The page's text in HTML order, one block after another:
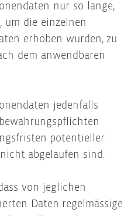
nur so lange,
um die einzelnen
erhoben wurden, zu
dem anwendbaren
jedenfalls
potentieller
abgelaufen sind.
von jeglichen
Daten regelmässige